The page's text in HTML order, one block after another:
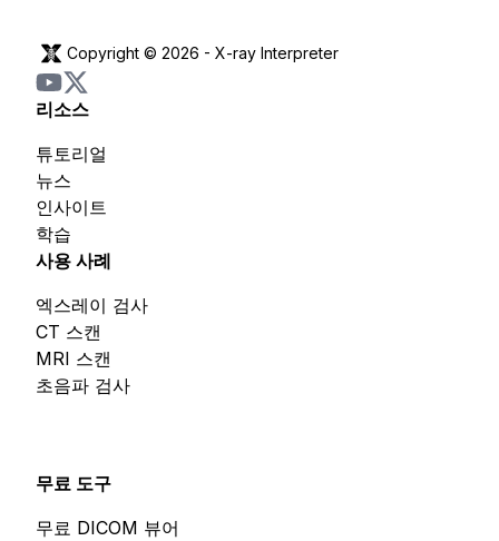
Copyright © 2026 - X-ray Interpreter
리소스
인사이트
학습
뉴스
튜토리얼
사용 사례
CT 스캔
MRI 스캔
초음파 검사
엑스레이 검사
무료 도구
무료 DICOM 뷰어